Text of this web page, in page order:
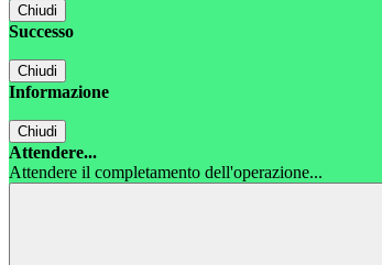
Chiudi
Successo
Chiudi
Informazione
Chiudi
Attendere...
Attendere il completamento dell'operazione...